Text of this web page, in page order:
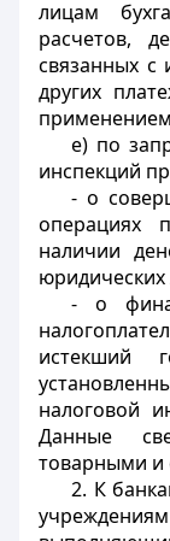
лицам
расчетов,
связанных с
других
е) по
инспекций
- о
операциях
наличии
юридических
- о
налоговой
Данные
товарными
2. К